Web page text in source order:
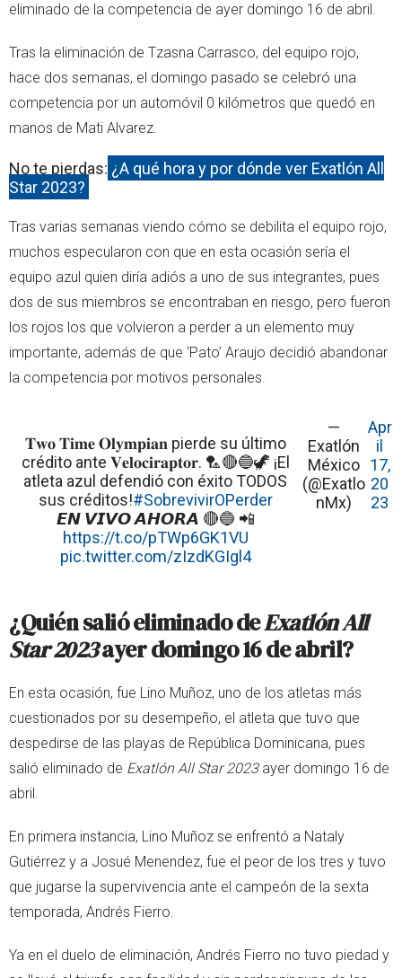
eliminado de la competencia de ayer domingo 16 de abril.
Tras la eliminación de Tzasna Carrasco, del equipo rojo,
hace dos semanas, el domingo pasado se celebró una
competencia por un automóvil 0 kilómetros que quedó en
manos de Mati Alvarez.
No te pierdas: ¿A qué hora y por dónde ver Exatlón All
Star 2023?
Tras varias semanas viendo cómo se debilita el equipo rojo,
muchos especularon con que en esta ocasión sería el
equipo azul quien diría adiós a uno de sus integrantes, pues
dos de sus miembros se encontraban en riesgo, pero fueron
los rojos los que volvieron a perder a un elemento muy
importante, además de que ‘Pato’ Araujo decidió abandonar
la competencia por motivos personales.
𝐓𝐰𝐨 𝐓𝐢𝐦𝐞 𝐎𝐥𝐲𝐦𝐩𝐢𝐚𝐧 pierde su último
crédito ante 𝐕𝐞𝐥𝐨𝐜𝐢𝐫𝐚𝐩𝐭𝐨𝐫. 🏸🔴🔵🦖 ¡El
atleta azul defendió con éxito TODOS
sus créditos!#SobrevivirOPerder
𝙀𝙉 𝙑𝙄𝙑𝙊 𝘼𝙃𝙊𝙍𝘼 🔴🔵 📲
https://t.co/pTWp6GK1VU
pic.twitter.com/zIzdKGIgl4
—
Exatlón
México
(@Exatlo
nMx)
Apr
il
17,
20
23
¿Quién salió eliminado deExatlón All
Star 2023ayer domingo 16 de abril?
En esta ocasión, fue Lino Muñoz, uno de los atletas más
cuestionados por su desempeño, el atleta que tuvo que
despedirse de las playas de República Dominicana, pues
salió eliminado de Exatlón All Star 2023ayer domingo 16 de
abril.
En primera instancia, Lino Muñoz se enfrentó a Nataly
Gutiérrez y a Josué Menendez, fue el peor de los tres y tuvo
que jugarse la supervivencia ante el campeón de la sexta
temporada, Andrés Fierro.
Ya en el duelo de eliminación, Andrés Fierro no tuvo piedad y